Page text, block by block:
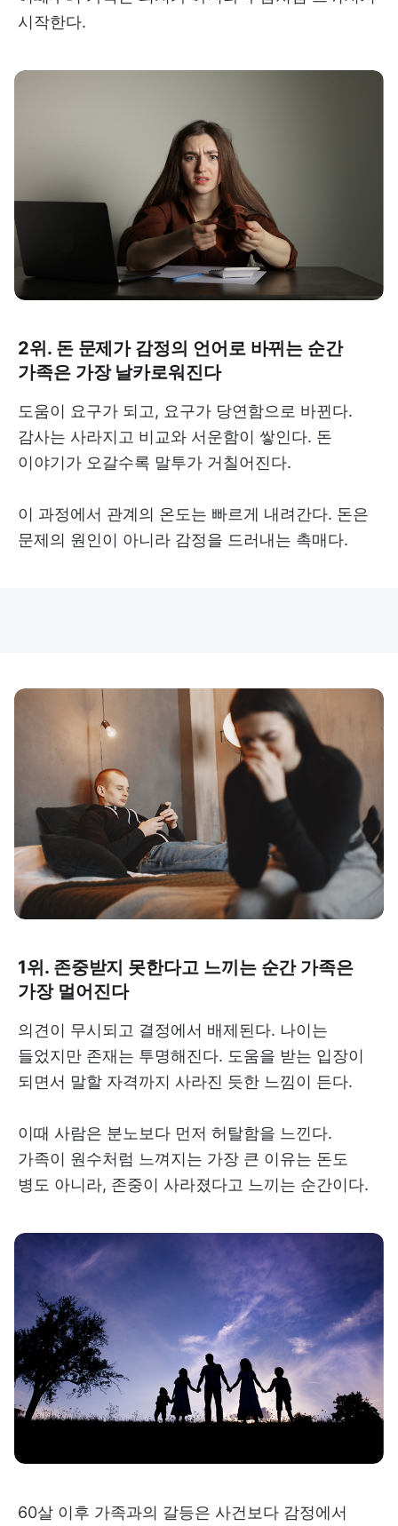
시작한다.
2위. 돈 문제가 감정의 언어로 바뀌는 순간
가족은 가장 날카로워진다
도움이 요구가 되고, 요구가 당연함으로 바뀐다.
감사는 사라지고 비교와 서운함이 쌓인다. 돈
이야기가 오갈수록 말투가 거칠어진다.
이 과정에서 관계의 온도는 빠르게 내려간다. 돈은
문제의 원인이 아니라 감정을 드러내는 촉매다.
1위. 존중받지 못한다고 느끼는 순간 가족은
가장 멀어진다
의견이 무시되고 결정에서 배제된다. 나이는
들었지만 존재는 투명해진다. 도움을 받는 입장이
되면서 말할 자격까지 사라진 듯한 느낌이 든다.
이때 사람은 분노보다 먼저 허탈함을 느낀다.
가족이 원수처럼 느껴지는 가장 큰 이유는 돈도
병도 아니라, 존중이 사라졌다고 느끼는 순간이다.
60살 이후 가족과의 갈등은 사건보다 감정에서